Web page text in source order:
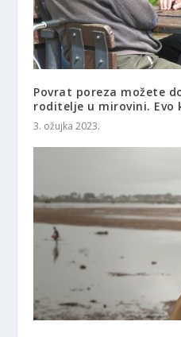
Povrat poreza možete
roditelje u mirovini. Evo
3. ožujka 2023.